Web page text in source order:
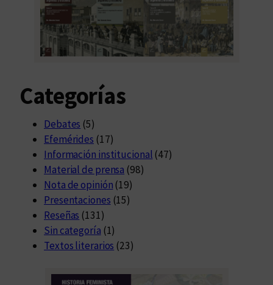
Categorías
Debates (5)
Efemérides (17)
Información institucional (47)
Material de prensa (98)
Nota de opinión (19)
Presentaciones (15)
Reseñas (131)
Sin categoría (1)
Textos literarios (23)